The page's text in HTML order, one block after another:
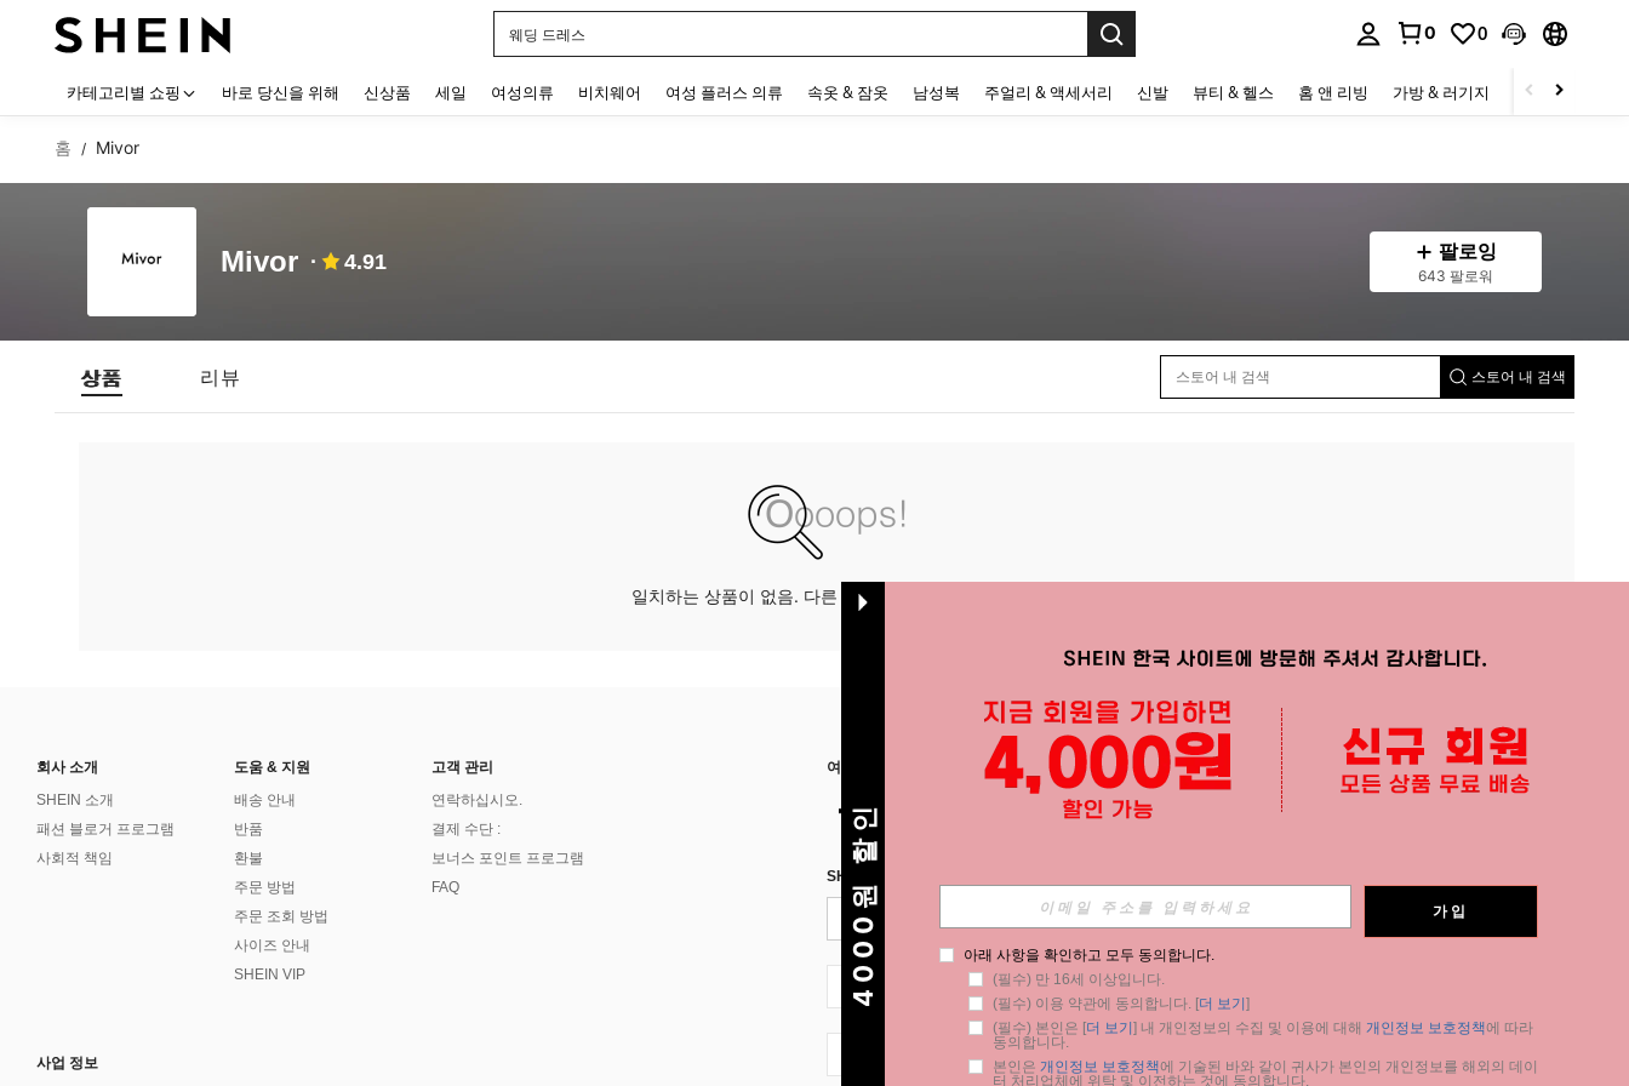
웨딩 드레스
0 0
카테고리별 쇼핑 바로 당신을 위해 신상품 세일 여성의류 비치웨어 여성 플러스 의류 속옷 & 잠옷 남성복 주얼리 & 액세서리 신발 뷰티 & 헬스 홈 앤 리빙 가방 & 러기지 스포츠 & 아웃
홈 / Mivor
Mivor 4.91 팔로잉
643 팔로워
상품 리뷰 스토어 내 검색
일치하는 상품이 없음. 다른 옵션으로 시도하십시오.
회사 소개
SHEIN 소개
패션 블로거 프로그램
사회적 책임
도움 & 지원
배송 안내
반품
환불
주문 방법
주문 조회 방법
사이즈 안내
SHEIN VIP
고객 관리
연락하십시오.
결제 수단 :
보너스 포인트 프로그램
FAQ
사업 정보
여기에서 저희를 찾아주세요 APP
SHEIN STYLE NEWS에 등록하세요.
KR + 82
4000원 할인 가입
아래 사항을 확인하고 모두 동의합니다.
(필수) 만 16세 이상입니다.
(필수) 이용 약관에 동의합니다. [더 보기 ]
(필수) 본인은 [더 보기 ] 내 개인정보의 수집 및 이용에 대해 개인정보 보호정책에 따라
동의합니다.
본인은 개인정보 보호정책에 기술된 바와 같이 귀사가 본인의 개인정보를 해외의 데이
터 처리업체에 위탁 및 이전하는 것에 동의합니다.